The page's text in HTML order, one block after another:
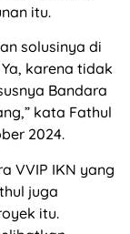
itu.
solusinya di
karena tidak
Bandara
kata Fathul
2024.
VVIP IKN yang
juga
itu.